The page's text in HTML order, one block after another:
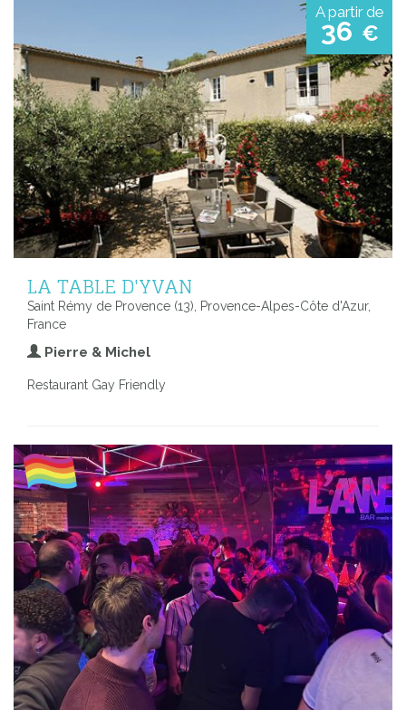
A partir de
36 €
LA TABLE D'YVAN
Saint Rémy de Provence (13), Provence-Alpes-Côte d'Azur,
France
Pierre & Michel
Restaurant Gay Friendly